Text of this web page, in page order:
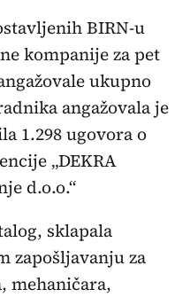
BIRN-u
kompanije za pet
ukupno
angažovala je
1.298 ugovora o
„DEKRA
d.o.o.“
sklapala
zapošljavanju za
mehaničara,